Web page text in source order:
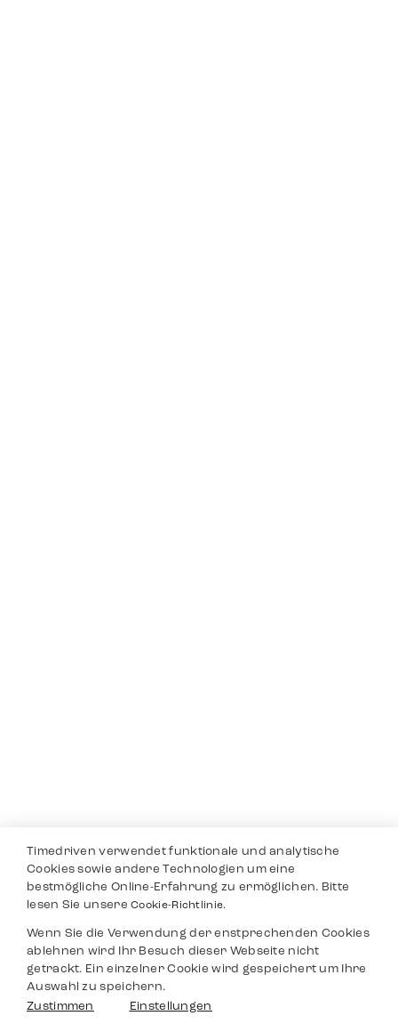
Timedriven verwendet funktionale und analytische
Cookies sowie andere Technologien um eine
bestmögliche Online-Erfahrung zu ermöglichen. Bitte
lesen Sie unsereCookie-Richtlinie.
Wenn Sie die Verwendung der enstprechenden Cookies
ablehnen wird Ihr Besuch dieser Webseite nicht
getrackt. Ein einzelner Cookie wird gespeichert um Ihre
Auswahl zu speichern.
Zustimmen
Einstellungen